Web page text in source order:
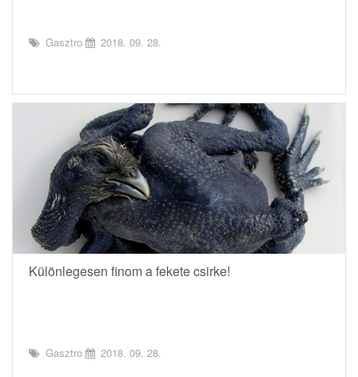
Gasztro 2018. 09. 28.
Különlegesen finom a fekete csirke!
Gasztro 2018. 09. 28.